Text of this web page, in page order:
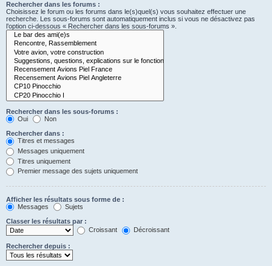
Rechercher dans les forums :
Choisissez le forum ou les forums dans le(s)quel(s) vous souhaitez effectuer une
recherche. Les sous-forums sont automatiquement inclus si vous ne désactivez pas
l’option ci-dessous « Rechercher dans les sous-forums ».
Rechercher dans les sous-forums :
Oui
Non
Rechercher dans :
Titres et messages
Messages uniquement
Titres uniquement
Premier message des sujets uniquement
Afficher les résultats sous forme de :
Messages
Sujets
Classer les résultats par :
Croissant
Décroissant
Rechercher depuis :